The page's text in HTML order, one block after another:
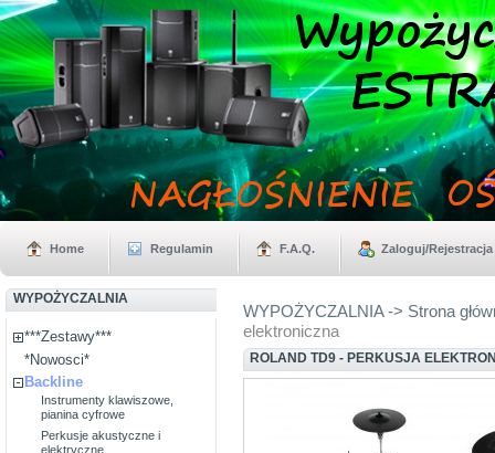
Home Regulamin F.A.Q. Zaloguj/Rejestracja
WYPOŻYCZALNIA
***Zestawy***
*Nowosci*
Backline
Instrumenty klawiszowe,
pianina cyfrowe
Perkusje akustyczne i
elektryczne
WYPOŻYCZALNIA -> Strona
elektroniczna
ROLAND TD9 - PERKUSJA